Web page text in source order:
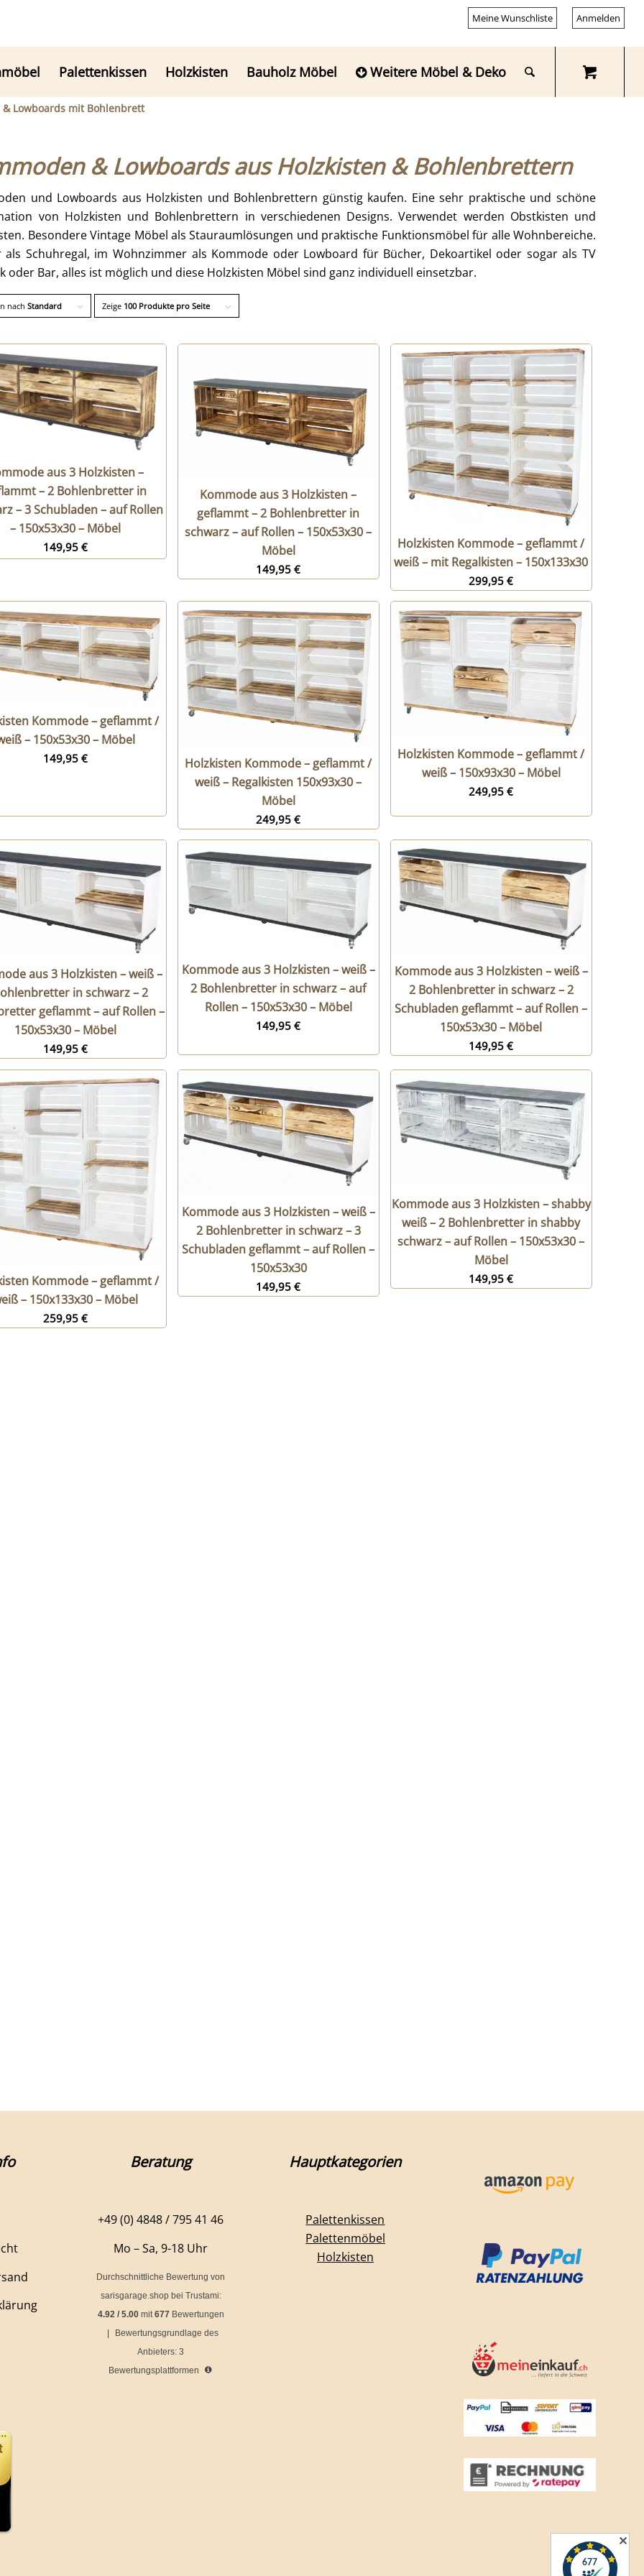
Meine Wunschliste Anmelden
Palettenkissen Holzkisten Bauholz Möbel Weitere Möbel & Deko
& Lowboards mit Bohlenbrett
& Lowboards aus Holzkisten & Bohlenbrettern
und Lowboards aus Holzkisten und Bohlenbrettern günstig kaufen. Eine sehr praktische und schöne
von Holzkisten und Bohlenbrettern in verschiedenen Designs. Verwendet werden Obstkisten und
Besondere Vintage Möbel als Stauraumlösungen und praktische Funktionsmöbel für alle Wohnbereiche.
als Schuhregal, im Wohnzimmer als Kommode oder Lowboard für Bücher, Dekoartikel oder sogar als TV
oder Bar, alles ist möglich und diese Holzkisten Möbel sind ganz individuell einsetzbar.
nachStandard Zeige 100 Produkte pro Seite
aus 3 Holzkisten –
– 2 Bohlenbretter in
– 3 Schubladen – auf Rollen
– 150x53x30 – Möbel
149,95€
Kommode aus 3 Holzkisten –
geflammt – 2 Bohlenbretter in
schwarz – auf Rollen – 150x53x30 –
Möbel
149,95€
Holzkisten Kommode – geflammt /
weiß – mit Regalkisten – 150x133x30
299,95€
Kommode – geflammt /
– 150x53x30 – Möbel
149,95€
Holzkisten Kommode – geflammt /
weiß – Regalkisten 150x93x30 –
Möbel
249,95€
Holzkisten Kommode – geflammt /
weiß – 150x93x30 – Möbel
249,95€
aus 3 Holzkisten – weiß –
in schwarz – 2
geflammt – auf Rollen –
150x53x30 – Möbel
149,95€
Kommode aus 3 Holzkisten – weiß –
2 Bohlenbretter in schwarz – auf
Rollen – 150x53x30 – Möbel
149,95€
Kommode aus 3 Holzkisten – weiß –
2 Bohlenbretter in schwarz – 2
Schubladen geflammt – auf Rollen –
150x53x30 – Möbel
149,95€
Kommode – geflammt /
– 150x133x30 – Möbel
259,95€
Kommode aus 3 Holzkisten – weiß –
2 Bohlenbretter in schwarz – 3
Schubladen geflammt – auf Rollen –
150x53x30
149,95€
Kommode aus 3 Holzkisten – shabby
weiß – 2 Bohlenbretter in shabby
schwarz – auf Rollen – 150x53x30 –
Möbel
149,95€
Beratung
+49 (0) 4848 / 795 41 46
Mo – Sa, 9-18 Uhr
Durchschnittliche Bewertung von
sarisgarage.shop bei Trustami:
4.92 / 5.00mit 677 Bewertungen
|
Bewertungsgrundlage des
Anbieters: 3
Bewertungsplattformen
Hauptkategorien
Palettenkissen
Palettenmöbel
Holzkisten
✕